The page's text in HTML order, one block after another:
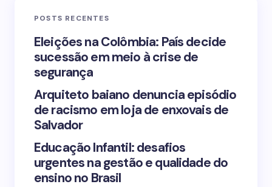
Your Comment *
Save my name and email in this browser for the
Submit Comment
POSTS RECENTES
Eleições na Colômbia: País decide
sucessão em meio à crise de
segurança
Arquiteto baiano denuncia episódio
de racismo em loja de enxovais de
Salvador
Educação Infantil: desafios
urgentes na gestão e qualidade do
ensino no Brasil